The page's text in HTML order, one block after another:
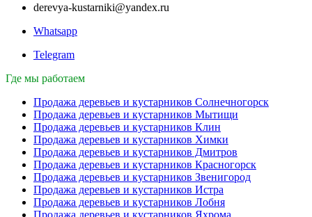
derevya-kustarniki@yandex.ru
Whatsapp
Telegram
Где мы работаем
Продажа деревьев и кустарников Солнечногорск
Продажа деревьев и кустарников Мытищи
Продажа деревьев и кустарников Клин
Продажа деревьев и кустарников Химки
Продажа деревьев и кустарников Дмитров
Продажа деревьев и кустарников Красногорск
Продажа деревьев и кустарников Звенигород
Продажа деревьев и кустарников Истра
Продажа деревьев и кустарников Лобня
Продажа деревьев и кустарников Яхрома